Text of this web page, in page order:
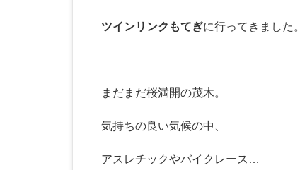
ツインリンクもてぎに行ってきました。
まだまだ桜満開の茂木。
気持ちの良い気候の中、
アスレチックやバイクレース…